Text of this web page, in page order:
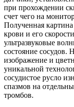
при прохождении
счет чего на
Полученная
крови и его
ультразвуковые
состояние сосудов.
изображение и
уникальной
сосудистое русло
спазмов на
тромбов.